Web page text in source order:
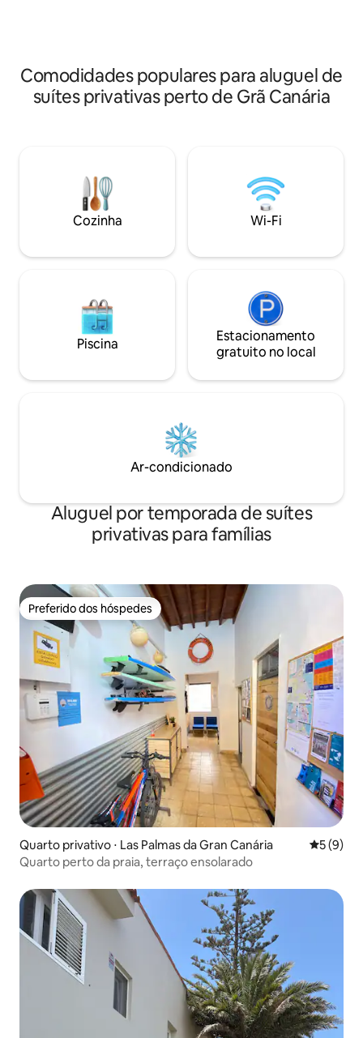
Comodidades populares para aluguel de
suítes privativas perto de Grã Canária
Cozinha Wi-Fi
Piscina
Estacionamento
gratuito no local
Ar-condicionado
Aluguel por temporada de suítes
privativas para famílias
Preferido dos hóspedes
Preferido dos hóspedes
Quarto privativo ⋅ Las Palmas da Gran Canária 5 de
5 (9)
Quarto perto da praia, terraço ensolarado